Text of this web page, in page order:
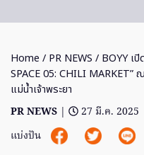
Home / PR NEWS / BOYY เปิ
SPACE 05: CHILI MARKET”
แม่น้ำเจ้าพระยา
PR NEWS |
27 มี.ค. 2025
แบ่งปัน